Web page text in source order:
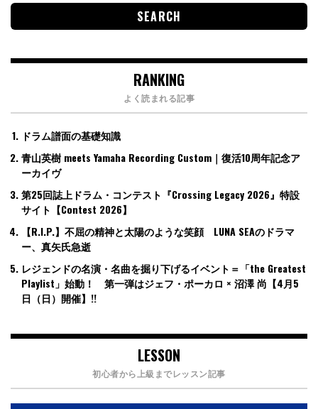
RANKING
よく読まれる記事
ドラム譜面の基礎知識
青山英樹 meets Yamaha Recording Custom｜復活10周年記念ア
ーカイヴ
第25回誌上ドラム・コンテスト『Crossing Legacy 2026』特設
サイト【Contest 2026】
【R.I.P.】不屈の精神と太陽のような笑顔 LUNA SEAのドラマ
ー、真矢氏急逝
レジェンドの名演・名曲を掘り下げるイベント＝「the Greatest
Playlist」始動！ 第一弾はジェフ・ポーカロ × 沼澤 尚【4月5
日（日）開催】!!
LESSON
初心者から上級までレッスン記事